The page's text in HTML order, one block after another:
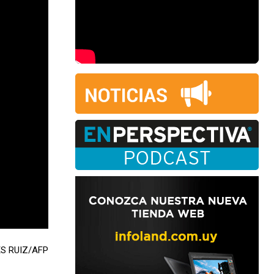
RUIZ/AFP